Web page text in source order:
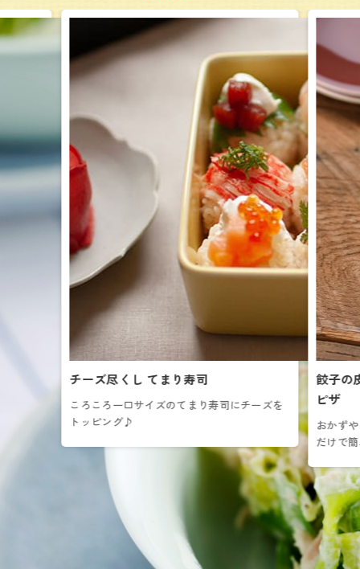
チーズ尽くし てまり寿司
ころころ一口サイズのてまり寿司にチーズを
トッピング♪
餃子の
ピザ
おかず
だけで